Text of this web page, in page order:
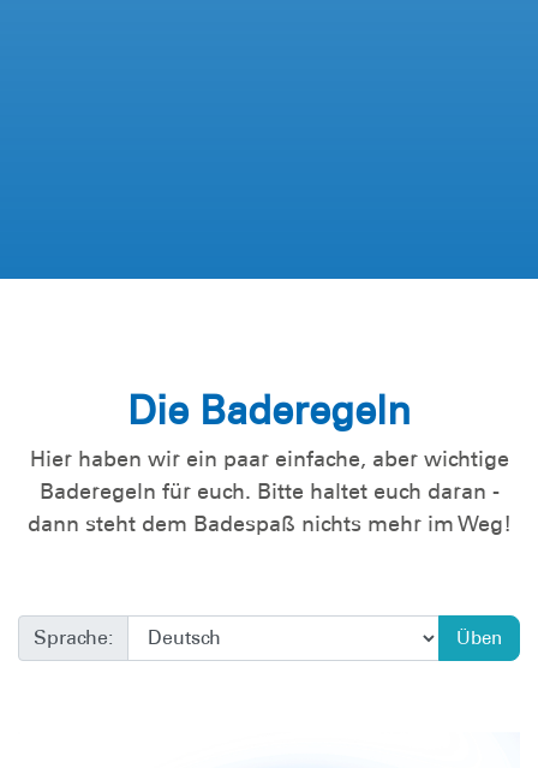
Die Baderegeln
Hier haben wir ein paar einfache, aber wichtige
Baderegeln für euch. Bitte haltet euch daran -
dann steht dem Badespaß nichts mehr im Weg!
Sprache: Üben